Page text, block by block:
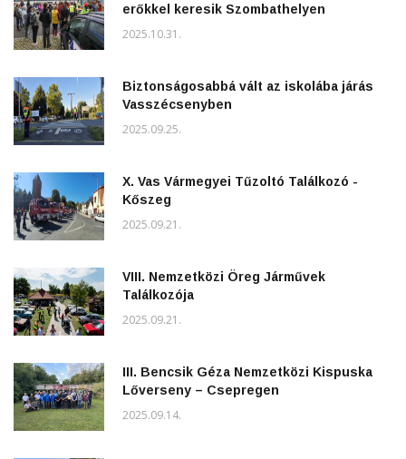
erőkkel keresik Szombathelyen
2025.10.31.
Biztonságosabbá vált az iskolába járás
Vasszécsenyben
2025.09.25.
X. Vas Vármegyei Tűzoltó Találkozó -
Kőszeg
2025.09.21.
VIII. Nemzetközi Öreg Járművek
Találkozója
2025.09.21.
III. Bencsik Géza Nemzetközi Kispuska
Lőverseny – Csepregen
2025.09.14.